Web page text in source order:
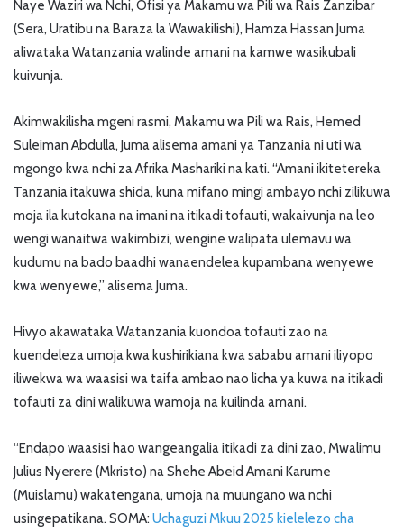
Naye Waziri wa Nchi, Ofisi ya Makamu wa Pili wa Rais Zanzibar
(Sera, Uratibu na Baraza la Wawakilishi), Hamza Hassan Juma
aliwataka Watanzania walinde amani na kamwe wasikubali
kuivunja.
Akimwakilisha mgeni rasmi, Makamu wa Pili wa Rais, Hemed
Suleiman Abdulla, Juma alisema amani ya Tanzania ni uti wa
mgongo kwa nchi za Afrika Mashariki na kati. “Amani ikitetereka
Tanzania itakuwa shida, kuna mifano mingi ambayo nchi zilikuwa
moja ila kutokana na imani na itikadi tofauti, wakaivunja na leo
wengi wanaitwa wakimbizi, wengine walipata ulemavu wa
kudumu na bado baadhi wanaendelea kupambana wenyewe
kwa wenyewe,” alisema Juma.
Hivyo akawataka Watanzania kuondoa tofauti zao na
kuendeleza umoja kwa kushirikiana kwa sababu amani iliyopo
iliwekwa wa waasisi wa taifa ambao nao licha ya kuwa na itikadi
tofauti za dini walikuwa wamoja na kuilinda amani.
“Endapo waasisi hao wangeangalia itikadi za dini zao, Mwalimu
Julius Nyerere (Mkristo) na Shehe Abeid Amani Karume
(Muislamu) wakatengana, umoja na muungano wa nchi
usingepatikana. SOMA: Uchaguzi Mkuu 2025 kielelezo cha